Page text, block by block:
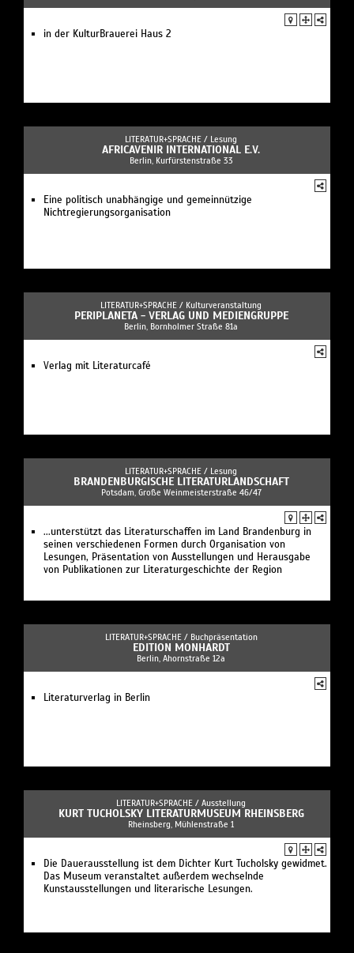
in der KulturBrauerei Haus 2
LITERATUR+SPRACHE / Lesung
AFRICAVENIR INTERNATIONAL E.V.
Berlin, Kurfürstenstraße 33
Eine politisch unabhängige und gemeinnützige
Nichtregierungsorganisation
LITERATUR+SPRACHE / Kulturveranstaltung
PERIPLANETA - VERLAG UND MEDIENGRUPPE
Berlin, Bornholmer Straße 81a
Verlag mit Literaturcafé
LITERATUR+SPRACHE / Lesung
BRANDENBURGISCHE LITERATURLANDSCHAFT
Potsdam, Große Weinmeisterstraße 46/47
...unterstützt das Literaturschaffen im Land Brandenburg in
seinen verschiedenen Formen durch Organisation von
Lesungen, Präsentation von Ausstellungen und Herausgabe
von Publikationen zur Literaturgeschichte der Region
LITERATUR+SPRACHE / Buchpräsentation
EDITION MONHARDT
Berlin, Ahornstraße 12a
Literaturverlag in Berlin
LITERATUR+SPRACHE / Ausstellung
KURT TUCHOLSKY LITERATURMUSEUM RHEINSBERG
Rheinsberg, Mühlenstraße 1
Die Dauerausstellung ist dem Dichter Kurt Tucholsky gewidmet.
Das Museum veranstaltet außerdem wechselnde
Kunstausstellungen und literarische Lesungen.